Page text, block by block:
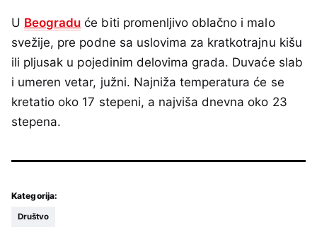
U Beogradu će biti promenljivo oblačno i malo
svežije, pre podne sa uslovima za kratkotrajnu kišu
ili pljusak u pojedinim delovima grada. Duvaće slab
i umeren vetar, južni. Najniža temperatura će se
kretatio oko 17 stepeni, a najviša dnevna oko 23
stepena.
Kategorija:
Društvo